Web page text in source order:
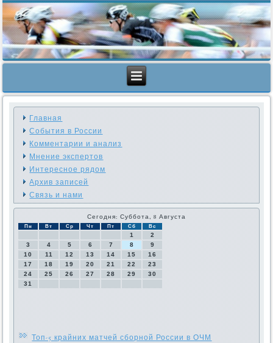
Главная
События в России
Комментарии и анализ
Мнение экспертов
Интересное рядом
Архив записей
Связь и нами
Сегодня: Суббота, 8 Августа
Пн Вт Ср Чт Пт Сб Вс
1
2
3
4 5 6 7 8
9
10
11 12 13 14 15
16
17
18 19 20 21 22
23
24
25 26 27 28 29
30
31
Топ-5 крайних матчей сборной России в ОЧМ